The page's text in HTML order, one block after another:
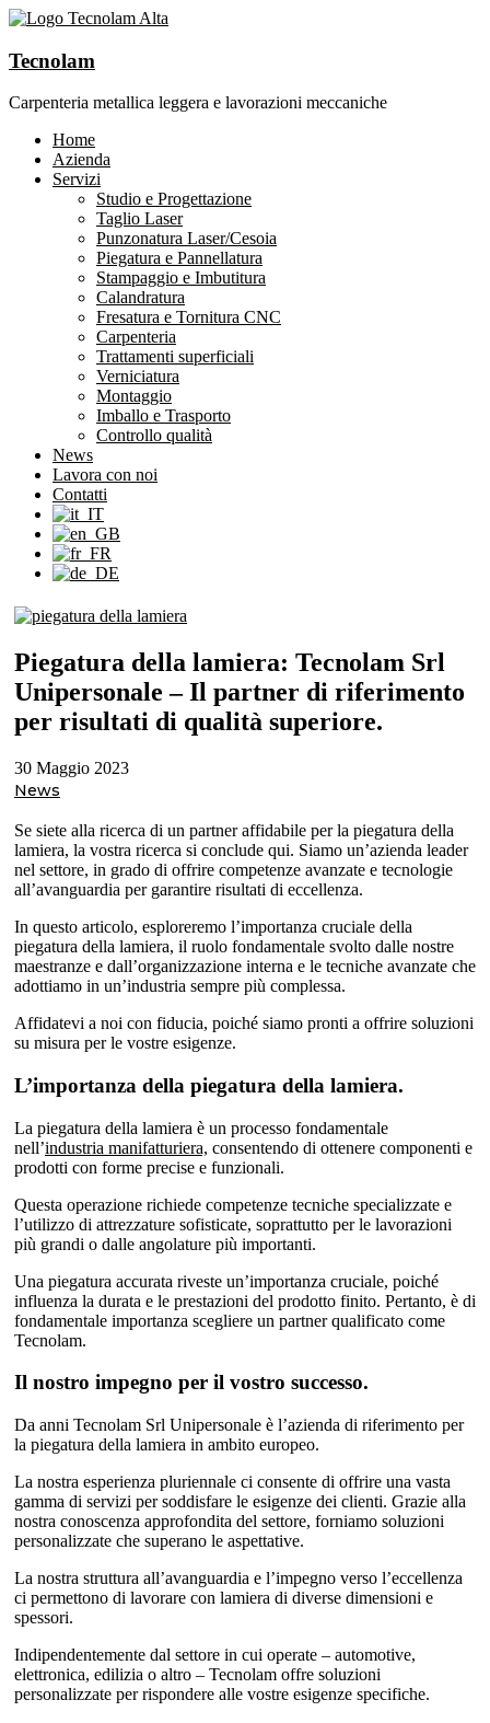
Tecnolam
Carpenteria metallica leggera e lavorazioni meccaniche
Home
Azienda
Servizi
Studio e Progettazione
Taglio Laser
Punzonatura Laser/Cesoia
Piegatura e Pannellatura
Stampaggio e Imbutitura
Calandratura
Fresatura e Tornitura CNC
Carpenteria
Trattamenti superficiali
Verniciatura
Montaggio
Imballo e Trasporto
Controllo qualità
News
Lavora con noi
Contatti
Piegatura della lamiera: Tecnolam Srl
Unipersonale – Il partner di riferimento
per risultati di qualità superiore.
30 Maggio 2023
News
Se siete alla ricerca di un partner affidabile per la piegatura della
lamiera, la vostra ricerca si conclude qui. Siamo un’azienda leader
nel settore, in grado di offrire competenze avanzate e tecnologie
all’avanguardia per garantire risultati di eccellenza.
In questo articolo, esploreremo l’importanza cruciale della
piegatura della lamiera, il ruolo fondamentale svolto dalle nostre
maestranze e dall’organizzazione interna e le tecniche avanzate che
adottiamo in un’industria sempre più complessa.
Affidatevi a noi con fiducia, poiché siamo pronti a offrire soluzioni
su misura per le vostre esigenze.
L’importanza della piegatura della lamiera.
La piegatura della lamiera è un processo fondamentale
nell’industria manifatturiera, consentendo di ottenere componenti e
prodotti con forme precise e funzionali.
Questa operazione richiede competenze tecniche specializzate e
l’utilizzo di attrezzature sofisticate, soprattutto per le lavorazioni
più grandi o dalle angolature più importanti.
Una piegatura accurata riveste un’importanza cruciale, poiché
influenza la durata e le prestazioni del prodotto finito. Pertanto, è di
fondamentale importanza scegliere un partner qualificato come
Tecnolam.
Il nostro impegno per il vostro successo.
Da anni Tecnolam Srl Unipersonale è l’azienda di riferimento per
la piegatura della lamiera in ambito europeo.
La nostra esperienza pluriennale ci consente di offrire una vasta
gamma di servizi per soddisfare le esigenze dei clienti. Grazie alla
nostra conoscenza approfondita del settore, forniamo soluzioni
personalizzate che superano le aspettative.
La nostra struttura all’avanguardia e l’impegno verso l’eccellenza
ci permettono di lavorare con lamiera di diverse dimensioni e
spessori.
Indipendentemente dal settore in cui operate – automotive,
elettronica, edilizia o altro – Tecnolam offre soluzioni
personalizzate per rispondere alle vostre esigenze specifiche.